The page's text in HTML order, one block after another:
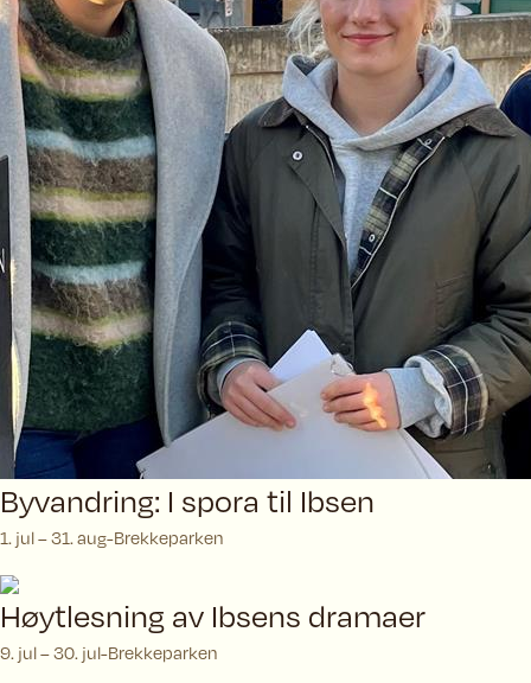
Byvandring: I spora til Ibsen
1. jul – 31. aug Brekkeparken
Høytlesning av Ibsens dramaer
9. jul – 30. jul Brekkeparken